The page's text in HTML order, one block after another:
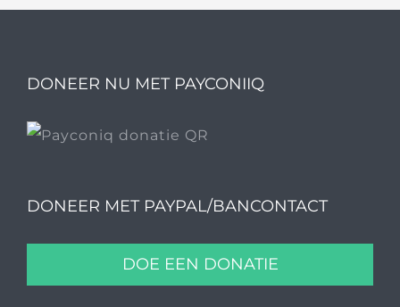
DONEER NU MET PAYCONIIQ
DONEER MET PAYPAL/BANCONTACT
DOE EEN DONATIE